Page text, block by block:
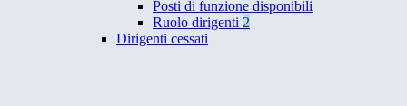
Posti di funzione disponibili
Ruolo dirigenti 2
Dirigenti cessati